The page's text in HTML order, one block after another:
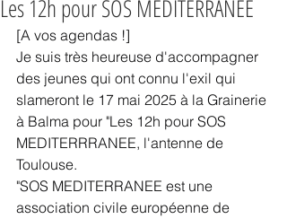
Les 12h pour SOS MEDITERRANEE
[A vos agendas !]
Je suis très heureuse d'accompagner
des jeunes qui ont connu l'exil qui
slameront le 17 mai 2025 à la Grainerie
à Balma pour "Les 12h pour SOS
MEDITERRRANEE, l'antenne de
Toulouse.
"SOS MEDITERRANEE est une
association civile européenne de